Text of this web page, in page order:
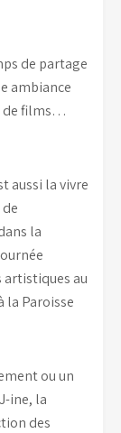
de partage
ambiance
de films…
aussi la vivre
la
au
la Paroisse
ou un
ine, la
des